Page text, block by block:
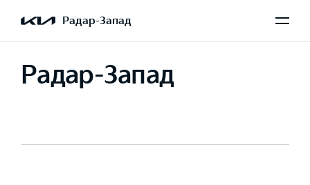
Радар-Запад
Радар-Запад